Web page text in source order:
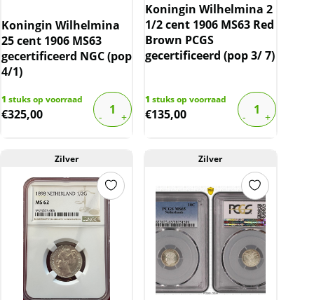
Koningin Wilhelmina
25 cent 1906 MS63
gecertificeerd NGC (pop
4/1)
1 stuks op voorraad
€325,00
Koningin Wilhelmina 2
1/2 cent 1906 MS63 Red
Brown PCGS
gecertificeerd (pop 3/ 7)
1 stuks op voorraad
€135,00
Zilver Zilver